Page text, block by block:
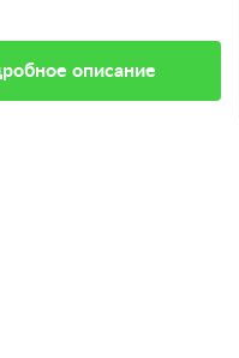
описание